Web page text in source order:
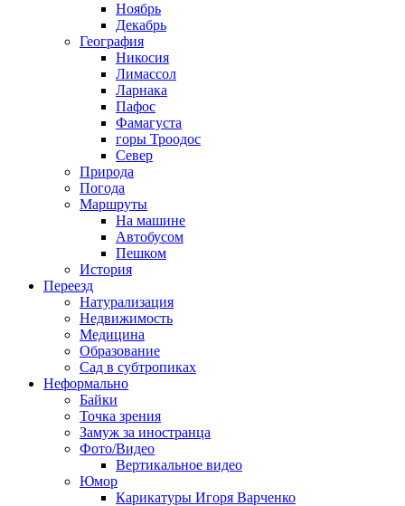
Ноябрь
Декабрь
География
Никосия
Лимассол
Ларнака
Пафос
Фамагуста
горы Троодос
Север
Природа
Погода
Маршруты
На машине
Автобусом
Пешком
История
Переезд
Натурализация
Недвижимость
Медицина
Образование
Сад в субтропиках
Неформально
Байки
Точка зрения
Замуж за иностранца
Фото/Видео
Вертикальное видео
Юмор
Карикатуры Игоря Варченко